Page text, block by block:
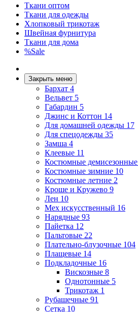
Ткани оптом
Ткани для одежды
Хлопковый трикотаж
Швейная фурнитура
Ткани для дома
%Sale
Закрыть меню
Бархат 4
Вельвет 5
Габардин 5
Джинс и Коттон 14
Для домашней одежды 17
Для спецодежды 35
Замша 4
Клеевые 11
Костюмные демисезонные
Костюмные зимние 10
Костюмные летние 2
Кроше и Кружево 9
Лен 10
Мех искусственный 16
Нарядные 93
Пайетка 12
Пальтовые 22
Плательно-блузочные 104
Плащевые 14
Подкладочные 16
Вискозные 8
Однотонные 5
Трикотаж 1
Рубашечные 91
Сетка 10